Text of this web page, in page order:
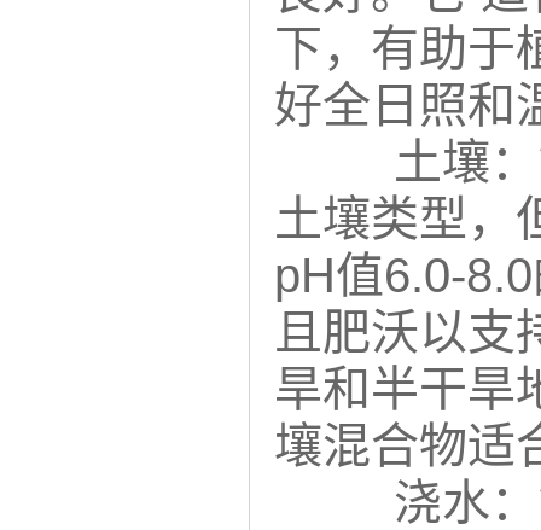
下，有助于
好全日照和
土壤
土壤类型，
pH值6.0-
且肥沃以
旱和半干旱
壤混合物适
浇水